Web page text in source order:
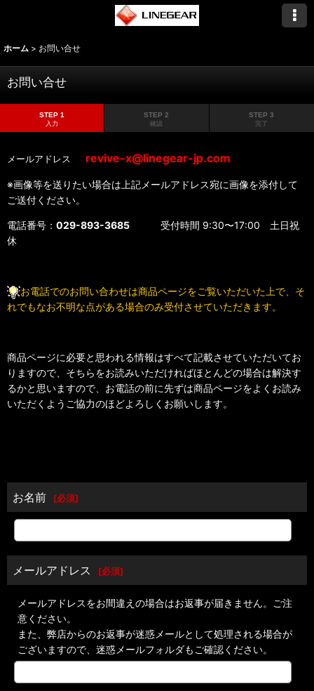
ホーム > お問い合せ
お問い合せ
STEP 1
入力
STEP 2
確認
STEP 3
完了
メールアドレス revive-x@linegear-jp.com
※画像等を送りたい場合は上記メールアドレス宛に画像を添付して
ご送付ください。
電話番号： 029-893-3685 受付時間 9:30〜17:00 土日祝
休
お電話でのお問い合わせは商品ページをご覧いただいた上で、そ
れでもなお不明な点がある場合のみ受付させていただきます。
商品ページに必要と思われる情報はすべて記載させていただいてお
りますので、そちらをお読みいただければほとんどの場合は解決す
るかと思いますので、お電話の前に先ずは商品ページをよくお読み
いただくようご協力のほどよろしくお願いします。
お名前 [必須]
メールアドレス [必須]
メールアドレスをお間違えの場合はお返事が届きません。ご注
意ください。
また、弊店からのお返事が迷惑メールとして処理される場合が
ございますので、迷惑メールフォルダもご確認ください。